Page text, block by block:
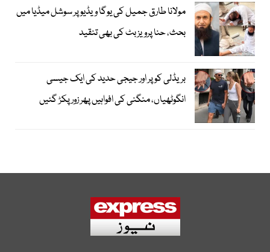
مولانا طارق جمیل کی یوگا ویڈیو پر سوشل میڈیا میں
بحث، حنا پرویز بٹ کی بھی تنقید
بریڈلی کوپر اور جیجی حدید کی ایک جیسی
انگوٹھیاں، منگنی کی افواہیں پھر زور پکڑ گئیں